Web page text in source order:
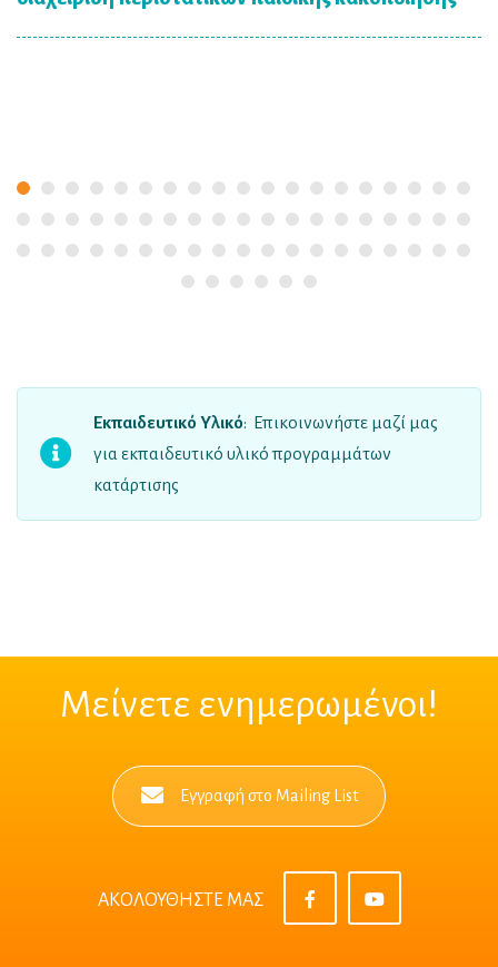
Εκπαιδευτικό Υλικό: Επικοινωνήστε μαζί μας
για εκπαιδευτικό υλικό προγραμμάτων
κατάρτισης
Μείνετε ενημερωμένοι!
Εγγραφή στο Mailing List
ΑΚΟΛΟΥΘΗΣΤΕ ΜΑΣ